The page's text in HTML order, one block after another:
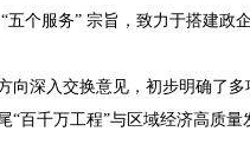
五个服务” 宗旨，致力于搭建
向深入交换意见，初步明确了
“百千万工程”与区域经济高质量